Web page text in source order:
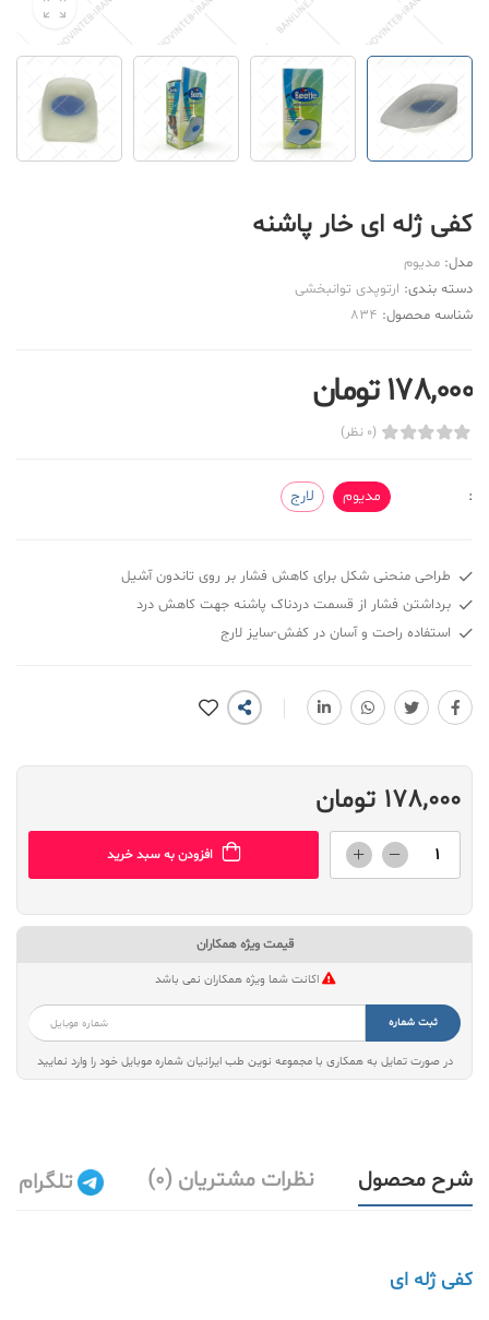
کفی ژله ای خار پاشنه
مدل: مدیوم
دسته بندی: ارتوپدی توانبخشی
شناسه محصول: 834
178,000 تومان
(0 نظر)
: مدیوم لارج
طراحی منحنی شکل برای کاهش فشار بر روی تاندون آشیل
برداشتن فشار از قسمت دردناک پاشنه جهت کاهش درد
استفاده راحت و آسان در کفش-سایز لارج
178,000 تومان
افزودن به سبد خرید
قیمت ویژه همکاران
اکانت شما ویژه همکاران نمی باشد
ثبت شماره
در صورت تمایل به همکاری با مجموعه نوین طب ایرانیان شماره موبایل خود را وارد نمایید
شرح محصول نظرات مشتریان (0) تلگرام
کفی ژله ای